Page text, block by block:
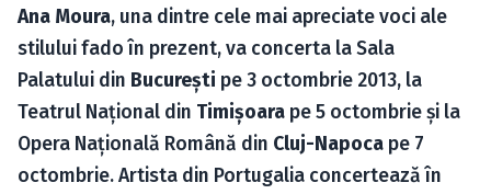
Ana Moura, una dintre cele mai apreciate voci ale
stilului fado în prezent, va concerta la Sala
Palatului din Bucureşti pe 3 octombrie 2013, la
Teatrul Naţional din Timişoara pe 5 octombrie şi la
Opera Naţională Română din Cluj-Napoca pe 7
octombrie. Artista din Portugalia concertează în